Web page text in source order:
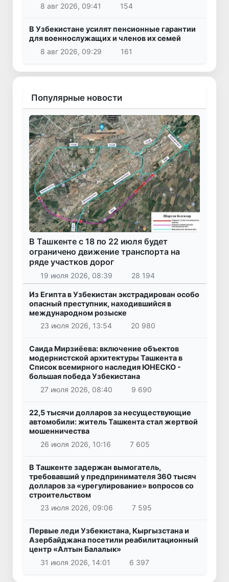
8 авг 2026, 09:41
154
В Узбекистане усилят пенсионные гарантии
для военнослужащих и членов их семей
8 авг 2026, 09:29
161
Популярные новости
В Ташкенте с 18 по 22 июля будет
ограничено движение транспорта на
ряде участков дорог
19 июля 2026, 08:39 28 194
Из Египта в Узбекистан экстрадирован особо
опасный преступник, находившийся в
международном розыске
23 июля 2026, 13:54
20 980
Саида Мирзиёева: включение объектов
модернистской архитектуры Ташкента в
Список всемирного наследия ЮНЕСКО -
большая победа Узбекистана
27 июля 2026, 08:40
9 690
22,5 тысячи долларов за несуществующие
автомобили: житель Ташкента стал жертвой
мошенничества
26 июля 2026, 10:16
7 605
В Ташкенте задержан вымогатель,
требовавший у предпринимателя 360 тысяч
долларов за «урегулирование» вопросов со
строительством
23 июля 2026, 09:06
7 595
Первые леди Узбекистана, Кыргызстана и
Азербайджана посетили реабилитационный
центр «Алтын Балалык»
31 июля 2026, 14:01
6 397